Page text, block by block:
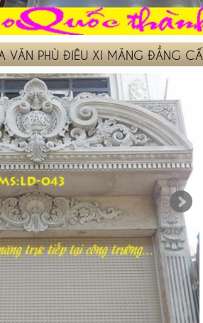
PHÙ ĐIÊU XI MĂNG ĐẲNG